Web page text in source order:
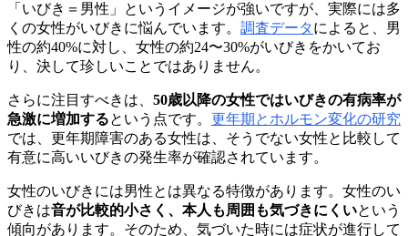
「いびき＝男性」というイメージが強いですが、実際には多
くの女性がいびきに悩んでいます。 調査データによると、男
性の約40%に対し、女性の約24〜30%がいびきをかいてお
り、決して珍しいことではありません。
さらに注目すべきは、 50歳以降の女性ではいびきの有病率が
急激に増加するという点です。 更年期とホルモン変化の研究
では、更年期障害のある女性は、そうでない女性と比較して
有意に高いいびきの発生率が確認されています。
女性のいびきには男性とは異なる特徴があります。女性のい
びきは音が比較的小さく、本人も周囲も気づきにくいという
傾向があります。そのため、気づいた時には症状が進行して